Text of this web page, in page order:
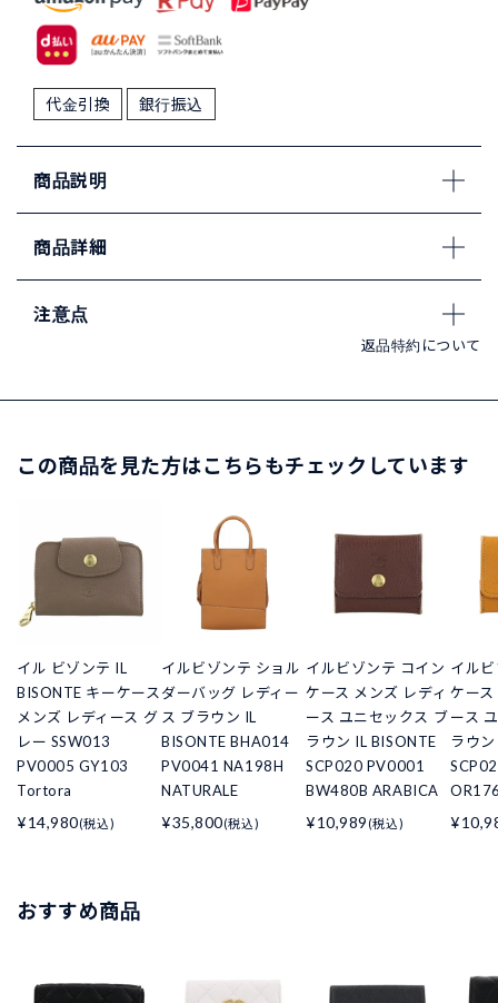
代金引換 銀行振込
商品説明
商品詳細
注意点
返品特約について
この商品を見た方はこちらもチェックしています
イル ビゾンテ IL
BISONTE キーケース
メンズ レディース グ
レー SSW013
PV0005 GY103
Tortora
¥14,980(税込)
イルビゾンテ ショル
ダーバッグ レディー
ス ブラウン IL
BISONTE BHA014
PV0041 NA198H
NATURALE
¥35,800(税込)
イルビゾンテ コイン
ケース メンズ レディ
ース ユニセックス ブ
ラウン IL BISONTE
SCP020 PV0001
BW480B ARABICA
¥10,989 (税込)
イル
ケー
ース
ラウ
おすすめ商品